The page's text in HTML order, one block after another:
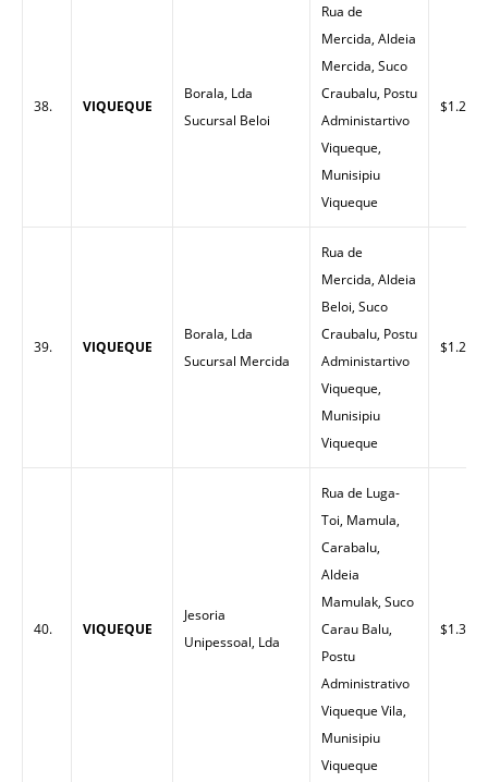
38. VIQUEQUE
Borala, Lda
Sucursal Beloi
Rua de
Mercida, Aldeia
Mercida, Suco
Craubalu, Postu
Administartivo
Viqueque,
Munisipiu
Viqueque
$1.26
39. VIQUEQUE
Borala, Lda
Sucursal Mercida
Rua de
Mercida, Aldeia
Beloi, Suco
Craubalu, Postu
Administartivo
Viqueque,
Munisipiu
Viqueque
$1.26
40. VIQUEQUE
Jesoria
Unipessoal, Lda
Rua de Luga-
Toi, Mamula,
Carabalu,
Aldeia
Mamulak, Suco
Carau Balu,
Postu
Administrativo
Viqueque Vila,
Munisipiu
Viqueque
$1.30